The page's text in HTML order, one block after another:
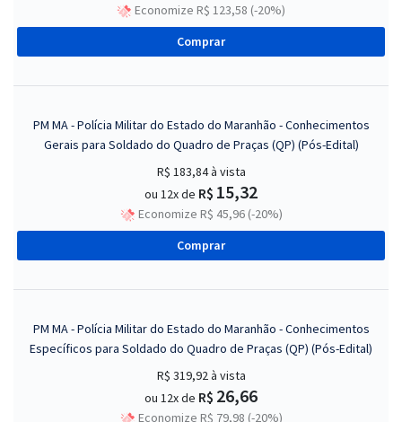
Economize R$ 123,58 (-20%)
Comprar
PM MA - Polícia Militar do Estado do Maranhão - Conhecimentos
Gerais para Soldado do Quadro de Praças (QP) (Pós-Edital)
R$ 183,84à vista
ou 12x de R$ 15,32
Economize R$ 45,96 (-20%)
Comprar
PM MA - Polícia Militar do Estado do Maranhão - Conhecimentos
Específicos para Soldado do Quadro de Praças (QP) (Pós-Edital)
R$ 319,92à vista
ou 12x de R$ 26,66
Economize R$ 79,98 (-20%)